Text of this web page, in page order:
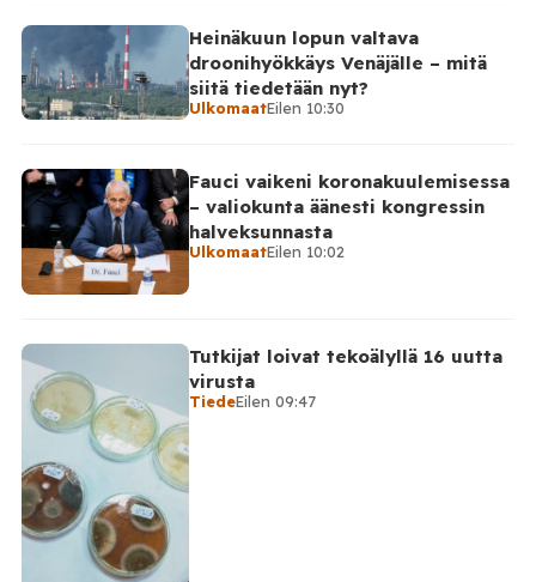
miehittämätöntä ilma-alusta torstai-illan 6. elokuuta
ja perjantaiaamun 7. elokuuta välisenä aikana.
Ministeriön ilmoitus koskee aikaväliä kello 20–08
Moskovan aikaa. Ministeriön mukaan drooneja
Heinäkuun lopun valtava
droonihyökkäys Venäjälle – mitä
siitä tiedetään nyt?
UlkomaatEilen 10:30
Fauci vaikeni koronakuulemisessa
– valiokunta äänesti kongressin
halveksunnasta
UlkomaatEilen 10:02
Tutkijat loivat tekoälyllä 16 uutta
virusta
TiedeEilen 09:47